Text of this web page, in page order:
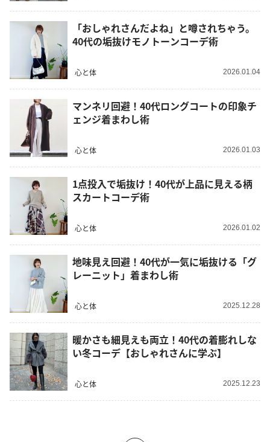
「おしゃれさんだよね」と噂されちゃう。
40代の垢抜けモノトーンコーデ術
心と体 2026.01.04
マンネリ回避！40代ロングコートの印象チ
ェンジ着まわし術
心と体 2026.01.03
1点投入で垢抜け！40代が上品に見える柄
スカートコーデ術
心と体 2026.01.02
地味見え回避！40代が一気に垢抜ける「グ
レーニット」着まわし術
心と体 2025.12.28
暖かさも細見えも両立！40代の着膨れしな
い冬コーデ【おしゃれさんに学ぶ】
心と体 2025.12.23